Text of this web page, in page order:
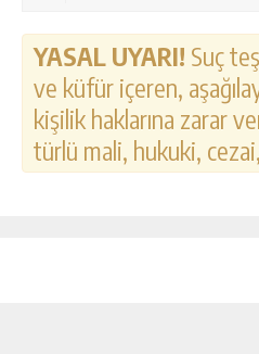
YASAL UYARI! Suç
ve küfür içeren,
kişilik haklarına zarar
türlü mali, hukuki,